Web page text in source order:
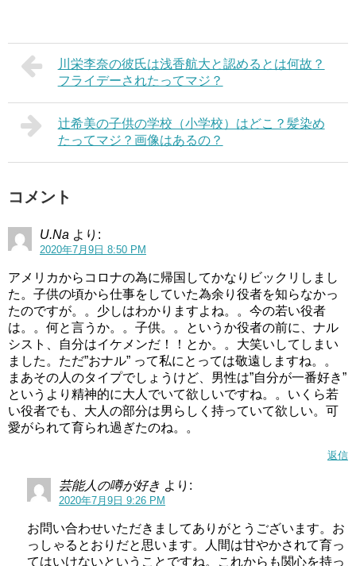
川栄李奈の彼氏は浅香航大と認めるとは何故？
フライデーされたってマジ？
辻希美の子供の学校（小学校）はどこ？髪染め
たってマジ？画像はあるの？
コメント
U.Na より:
2020年7月9日 8:50 PM
アメリカからコロナの為に帰国してかなりビックリしまし
た。子供の頃から仕事をしていた為余り役者を知らなかっ
たのですが。。少しはわかりますよね。。今の若い役者
は。。何と言うか。。子供。。というか役者の前に、ナル
シスト、自分はイケメンだ！！とか。。大笑いしてしまい
ました。ただ”おナル” って私にとっては敬遠しますね。。
まあその人のタイプでしょうけど、男性は”自分が一番好き”
というより精神的に大人でいて欲しいですね。。いくら若
い役者でも、大人の部分は男らしく持っていて欲しい。可
愛がられて育られ過ぎたのね。。
返信
芸能人の噂が好き より:
2020年7月9日 9:26 PM
お問い合わせいただきましてありがとうございます。お
っしゃるとおりだと思います。人間は甘やかされて育っ
てはいけないということですね。これからも関心を持っ